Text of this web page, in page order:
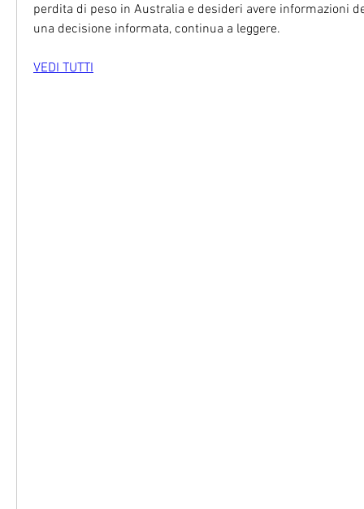
perdita di peso in Australia e desideri avere informazioni
una decisione informata, continua a leggere.
VEDI TUTTI